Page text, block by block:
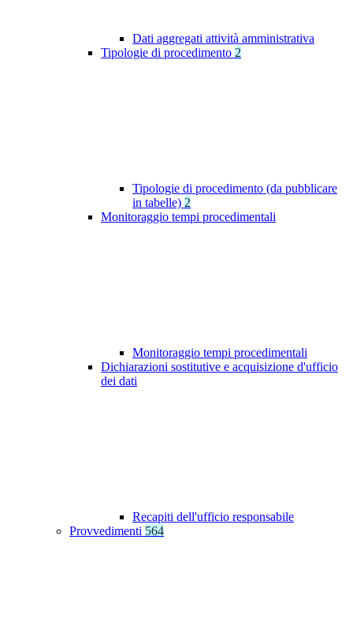
Dati aggregati attività amministrativa
Tipologie di procedimento 2
Tipologie di procedimento (da pubblicare
in tabelle) 2
Monitoraggio tempi procedimentali
Monitoraggio tempi procedimentali
Dichiarazioni sostitutive e acquisizione d'ufficio
dei dati
Recapiti dell'ufficio responsabile
Provvedimenti 564